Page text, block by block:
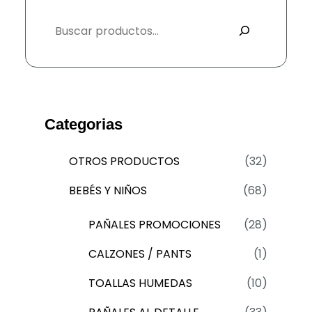
Categorias
OTROS PRODUCTOS 323
2
p
r
d
u
BEBÉS Y NIÑOS 686
p
r
d
u
PAÑALES PROMOCIONES 282
8
p
r
o
CALZONES / PANTS 11
p
r
TOALLAS HUMEDAS 101
0